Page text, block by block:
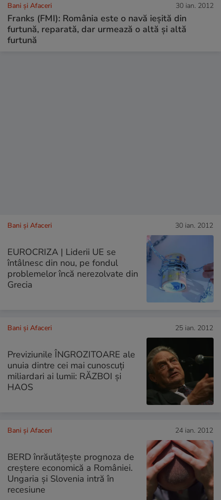
Bani și Afaceri 30 ian. 2012
Franks (FMI): România este o navă ieşită din
furtună, reparată, dar urmează o altă şi altă
furtună
Bani și Afaceri 30 ian. 2012
EUROCRIZA | Liderii UE se
întâlnesc din nou, pe fondul
problemelor încă nerezolvate din
Grecia
Bani și Afaceri 25 ian. 2012
Previziunile ÎNGROZITOARE ale
unuia dintre cei mai cunoscuţi
miliardari ai lumii: RĂZBOI şi
HAOS
Bani și Afaceri 24 ian. 2012
BERD înrăutăţeşte prognoza de
creştere economică a României.
Ungaria şi Slovenia intră în
recesiune